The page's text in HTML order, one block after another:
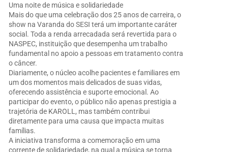
Uma noite de música e solidariedade
Mais do que uma celebração dos 25 anos de carreira, o
show na Varanda do SESI terá um importante caráter
social. Toda a renda arrecadada será revertida para o
NASPEC, instituição que desempenha um trabalho
fundamental no apoio a pessoas em tratamento contra
o câncer.
Diariamente, o núcleo acolhe pacientes e familiares em
um dos momentos mais delicados de suas vidas,
oferecendo assistência e suporte emocional. Ao
participar do evento, o público não apenas prestigia a
trajetória de KAROLL, mas também contribui
diretamente para uma causa que impacta muitas
famílias.
A iniciativa transforma a comemoração em uma
corrente de solidariedade, na qual a música se torna